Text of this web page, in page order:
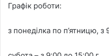
Графік роботи:
з понеділка по п’ятницю, з